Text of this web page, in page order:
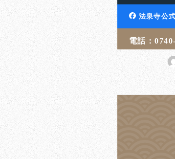
法泉寺公
電話：
滋賀県高
す。人生
言・相続